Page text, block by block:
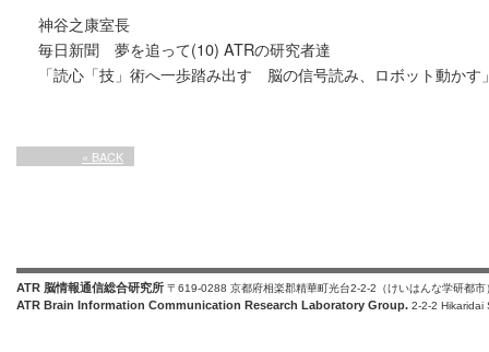
神谷之康室長
毎日新聞 夢を追って(10) ATRの研究者達
「読心「技」術へ一歩踏み出す 脳の信号読み、ロボット動かす
« BACK
ATR 脳情報通信総合研究所 〒619-0288 京都府相楽郡精華町光台2-2-2（けいはんな学研都市
ATR Brain Information Communication Research Laboratory Group. 2-2-2 Hikaridai